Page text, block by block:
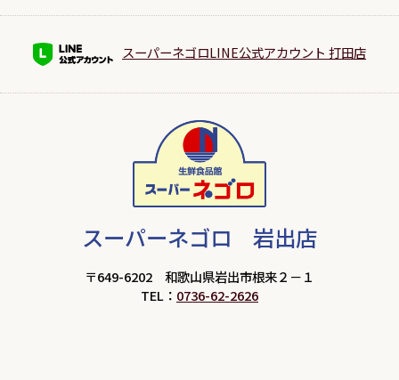
スーパーネゴロLINE公式アカウント 打田店
スーパーネゴロ 岩出店
〒649-6202 和歌山県岩出市根来２－１
TEL： 0736-62-2626